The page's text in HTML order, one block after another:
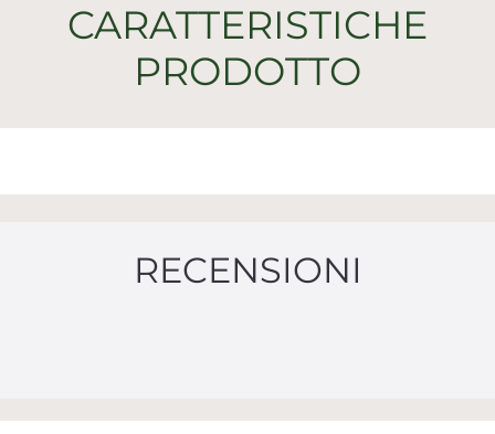
CARATTERISTICHE
PRODOTTO
RECENSIONI